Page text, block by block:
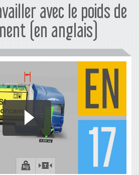
avec le poids de
(en anglais)